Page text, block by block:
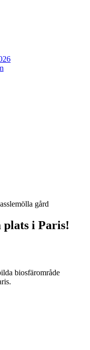
plats i Paris!
biosfärområde